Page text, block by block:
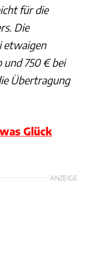
für die
Die
etwaigen
und 750 € bei
Übertragung
Glück
ANZEIGE